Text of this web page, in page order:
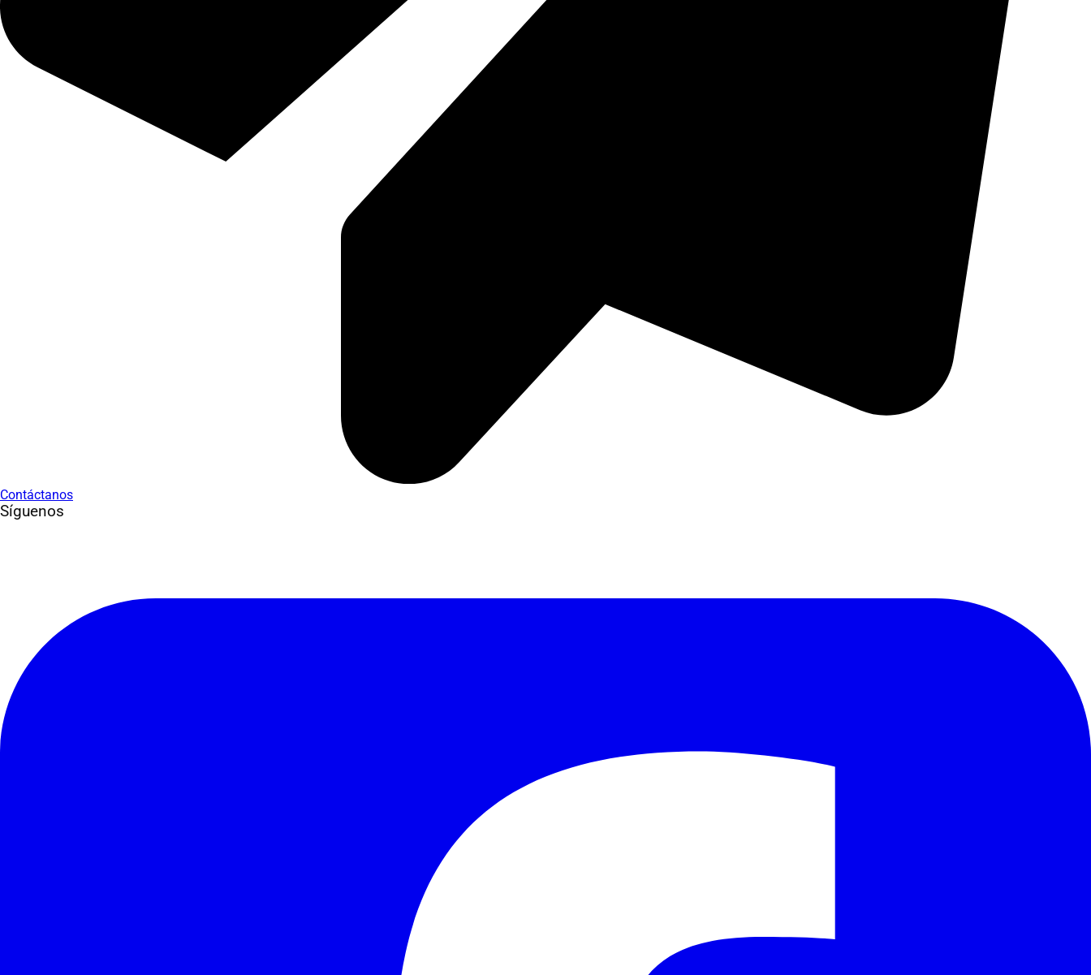
Contáctanos
Síguenos